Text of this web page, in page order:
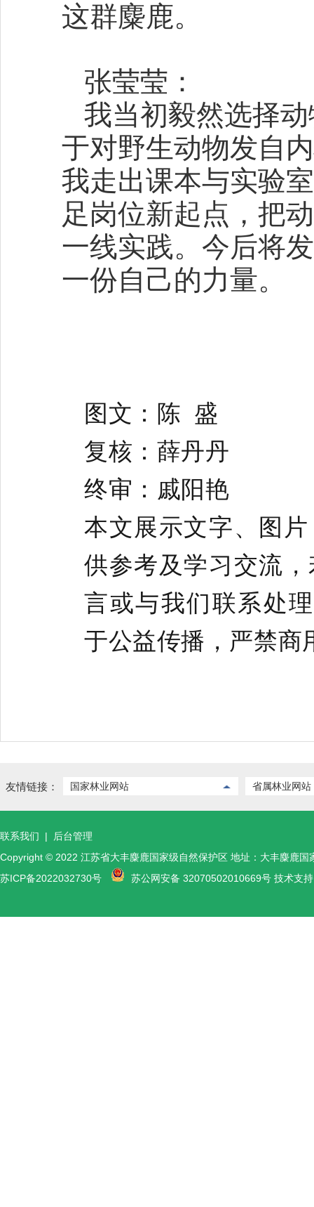
这群麋鹿。
张莹莹：
我当初毅然选择
于对野生动物发自
我走出课本与实验
足岗位新起点，把
一线实践。今后将
一份自己的力量。
图文：陈 盛
复核：薛丹丹
终审：戚阳艳
本文展示文字、图
供参考及学习交流
言或与我们联系处
于公益传播，严禁商
友情链接： 国家林业网站 省属林业网站
联系我们 |
后台管理
Copyright © 2022 江苏省大丰麋鹿国家级自然保护区 地址：大丰麋鹿
苏ICP备2022032730号
苏公网安备 32070502010669号 技术支